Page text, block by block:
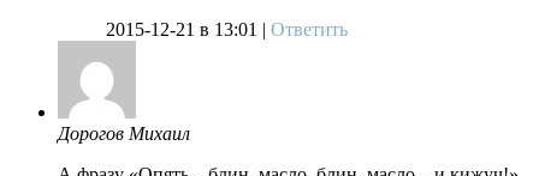
2015-12-21 в 13:01 | Ответить
Дорогов Михаил